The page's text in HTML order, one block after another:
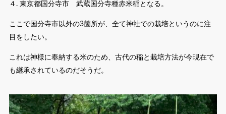
４. 東京都国分寺市 武蔵国分寺種赤米稲となる。
ここで国分寺市以外の3箇所が、全て神社での栽培というのに注
目をしたい。
これは神様に奉納する米のため、古代の稲と栽培方法が今現在で
も継承されているのだそうだ。